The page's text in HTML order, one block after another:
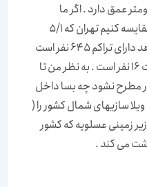
که 45/20 کیلومتر عمق دارد . اگر ما
بخواهیم همین را با استان تهران مقایسه کنیم تهران که 5/1
درصد خاک کشور را تشکیل می دهد دارای تراکم 645 نفر است
ولی در ساحل مذکور تراکم جمعیت 16 نفر است . به نظر من تا
نشود چه بسا داخل
سازیهای شمال کشور را (
زمینی عسلویه که کشور